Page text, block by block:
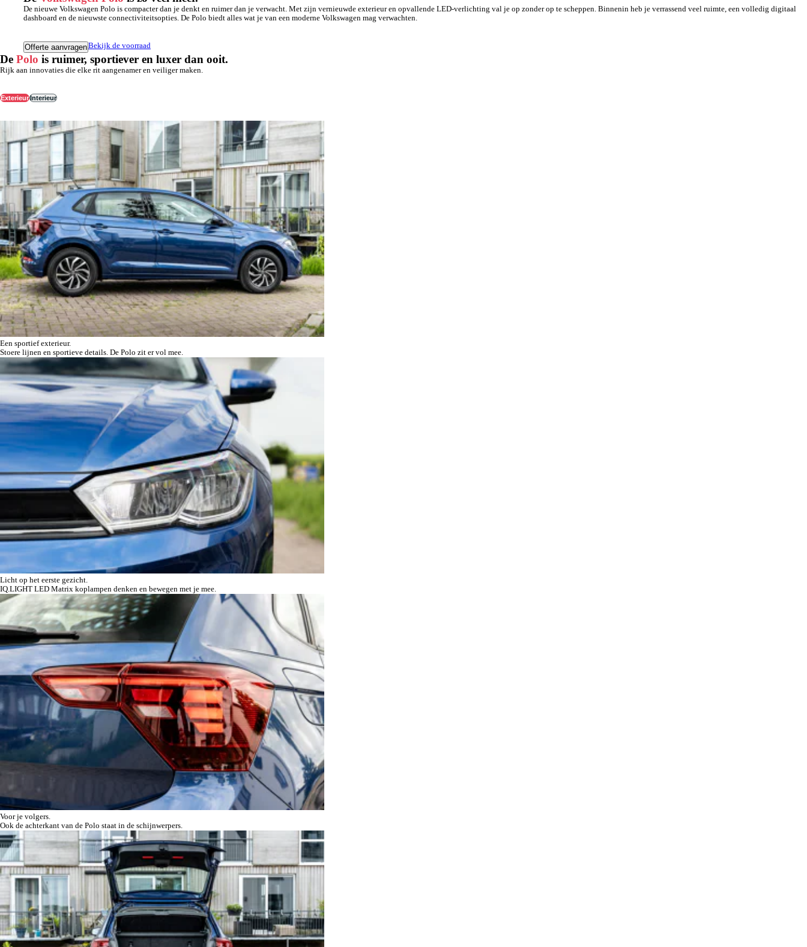
De nieuwe Volkswagen Polo is compacter dan je denkt en ruimer dan je verwacht. Met zijn vernieuwde exterieur en opvallende LED-verlichting val je op zonder op te scheppen. Binnenin heb je verrassend veel ruimte, een volledig digitaal
dashboard en de nieuwste connectiviteitsopties. De Polo biedt alles wat je van een moderne Volkswagen mag verwachten.
Offerte aanvragenBekijk de voorraad
De Polo is ruimer, sportiever en luxer dan ooit.
Rijk aan innovaties die elke rit aangenamer en veiliger maken.
ExterieurInterieur
Een sportief exterieur.
Stoere lijnen en sportieve details. De Polo zit er vol mee.
Licht op het eerste gezicht.
IQ.LIGHT LED Matrix koplampen denken en bewegen met je mee.
Voor je volgers.
Ook de achterkant van de Polo staat in de schijnwerpers.